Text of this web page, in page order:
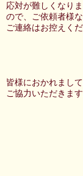
応対が難しくなり
ので、ご依頼者様
ご連絡はお控えく
皆様におかれまし
ご協力いただきま
令和